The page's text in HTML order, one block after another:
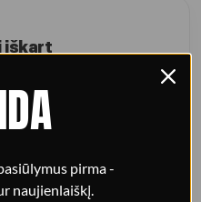
iškart
pirma -
naujienlaiškį.